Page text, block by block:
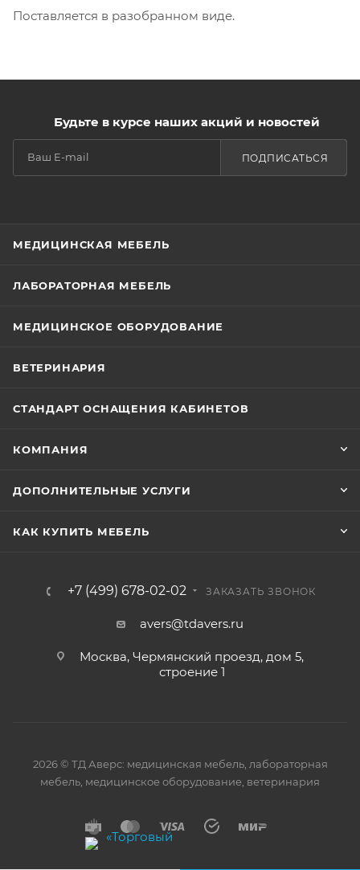
Поставляется в разобранном виде.
Будьте в курсе наших акций и новостей
ПОДПИСАТЬСЯ
МЕДИЦИНСКАЯ МЕБЕЛЬ
ЛАБОРАТОРНАЯ МЕБЕЛЬ
МЕДИЦИНСКОЕ ОБОРУДОВАНИЕ
ВЕТЕРИНАРИЯ
СТАНДАРТ ОСНАЩЕНИЯ КАБИНЕТОВ
КОМПАНИЯ
ДОПОЛНИТЕЛЬНЫЕ УСЛУГИ
КАК КУПИТЬ МЕБЕЛЬ
+7 (499) 678-02-02 ЗАКАЗАТЬ ЗВОНОК
avers@tdavers.ru
Москва, Чермянский проезд, дом 5,
строение 1
2026 © ТД Аверс: медицинская мебель, лабораторная
мебель, медицинское оборудование, ветеринария